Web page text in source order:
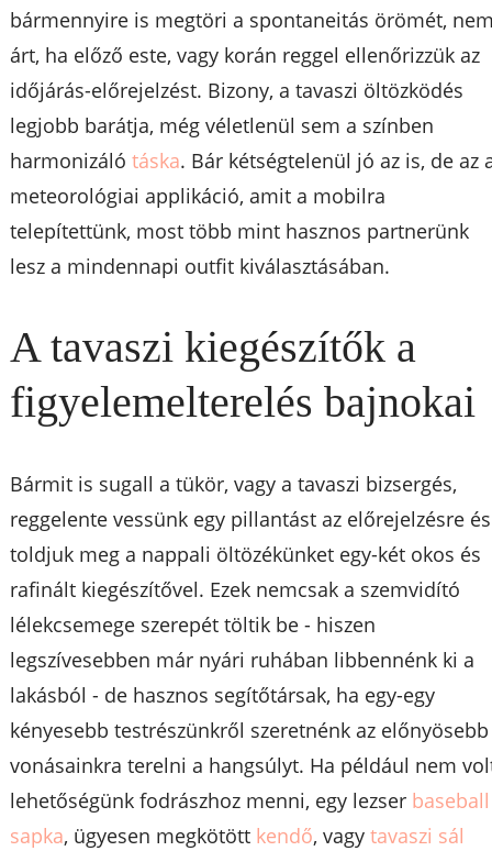
bármennyire is megtöri a spontaneitás örömét,
árt, ha előző este, vagy korán reggel ellenőrizzük az
időjárás-előrejelzést. Bizony, a tavaszi öltözködés
legjobb barátja, még véletlenül sem a színben
harmonizálótáska. Bár kétségtelenül jó az is, de az
meteorológiai applikáció, amit a mobilra
telepítettünk, most több mint hasznos partnerünk
lesz a mindennapi outfit kiválasztásában.
A tavaszi kiegészítők a
figyelemelterelés bajnokai
Bármit is sugall a tükör, vagy a tavaszi bizsergés,
reggelente vessünk egy pillantást az előrejelzésre és
toldjuk meg a nappali öltözékünket egy-két okos és
rafinált kiegészítővel. Ezek nemcsak a szemvidító
lélekcsemege szerepét töltik be - hiszen
legszívesebben már nyári ruhában libbennénk ki a
lakásból - de hasznos segítőtársak, ha egy-egy
kényesebb testrészünkről szeretnénk az előnyösebb
vonásainkra terelni a hangsúlyt. Ha például nem
lehetőségünk fodrászhoz menni, egy lezser baseball
sapka, ügyesen megkötött kendő, vagytavaszi sál